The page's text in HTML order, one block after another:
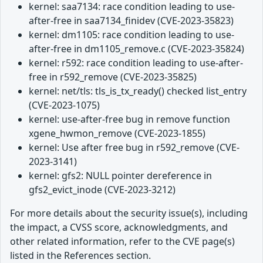
kernel: saa7134: race condition leading to use-
after-free in saa7134_finidev (CVE-2023-35823)
kernel: dm1105: race condition leading to use-
after-free in dm1105_remove.c (CVE-2023-35824)
kernel: r592: race condition leading to use-after-
free in r592_remove (CVE-2023-35825)
kernel: net/tls: tls_is_tx_ready() checked list_entry
(CVE-2023-1075)
kernel: use-after-free bug in remove function
xgene_hwmon_remove (CVE-2023-1855)
kernel: Use after free bug in r592_remove (CVE-
2023-3141)
kernel: gfs2: NULL pointer dereference in
gfs2_evict_inode (CVE-2023-3212)
For more details about the security issue(s), including
the impact, a CVSS score, acknowledgments, and
other related information, refer to the CVE page(s)
listed in the References section.